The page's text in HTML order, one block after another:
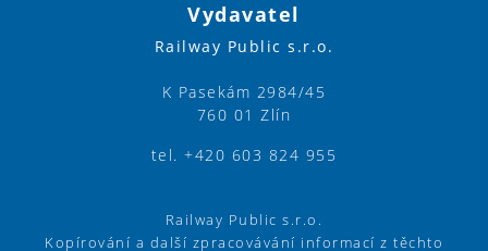
Vydavatel
Railway Public s.r.o.
K Pasekám 2984/45
760 01 Zlín
tel. +420 603 824 955
Railway Public s.r.o.
Kopírování a další zpracovávání informací z těchto